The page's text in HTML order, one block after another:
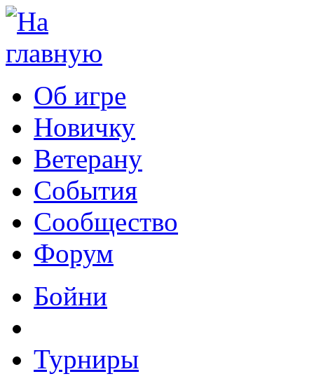
Об игре
Новичку
Ветерану
События
Сообщество
Форум
Бойни
Турниры